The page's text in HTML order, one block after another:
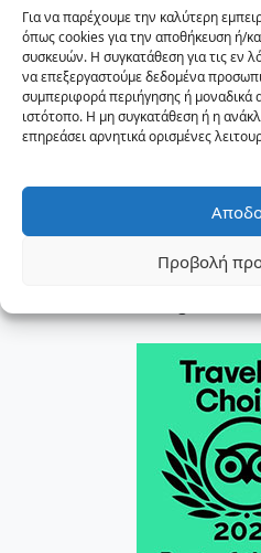
Για να παρέχουμε την καλύτερη
όπως cookies για την αποθήκευση ή/
συσκευών. Η συγκατάθεση για τις εν
να επεξεργαστούμε δεδομένα
συμπεριφορά περιήγησης ή μοναδικά
ιστότοπο. Η μη συγκατάθεση ή η
επηρεάσει αρνητικά ορισμένες
Προβολή
Αsk
Αεροδρόμιο
Αsk
ΥΠΗΡΕΣΙΕΣ
Airport